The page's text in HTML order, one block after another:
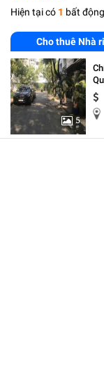
Hiện tại có 1 bất
Cho thuê Nhà
5